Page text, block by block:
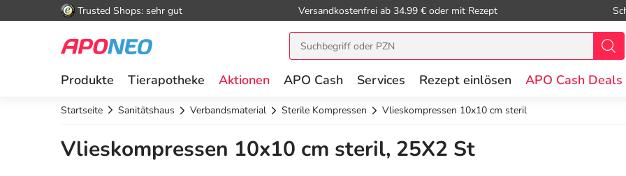
Trusted Shops: sehr gut Versandkostenfrei ab 34.99 € oder mit Rezept
Produkte Tierapotheke Aktionen APO Cash Services Rezept einlösen APO Cash Deals
Startseite Sanitätshaus Verbandsmaterial Sterile Kompressen Vlieskompressen 10x10 cm steril
Vlieskompressen 10x10 cm steril, 25X2 St